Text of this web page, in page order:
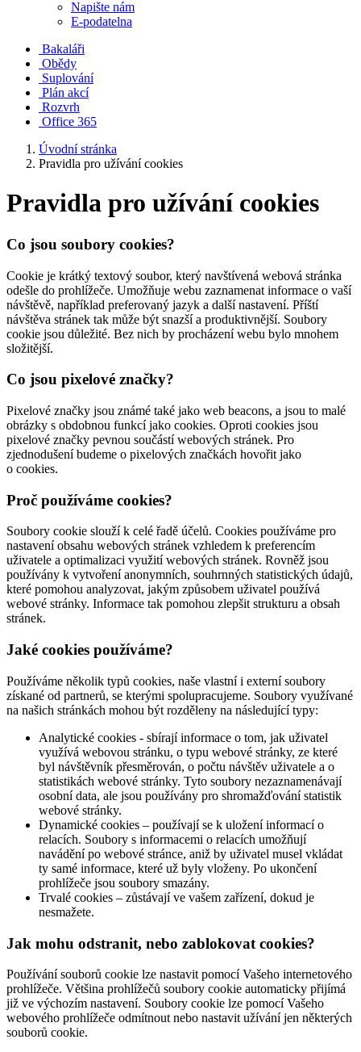
Napište nám
E-podatelna
Bakaláři
Obědy
Suplování
Plán akcí
Rozvrh
Office 365
Úvodní stránka
Pravidla pro užívání cookies
Pravidla pro užívání cookies
Co jsou soubory cookies?
Cookie je krátký textový soubor, který navštívená webová stránka
odešle do prohlížeče. Umožňuje webu zaznamenat informace o vaší
návštěvě, například preferovaný jazyk a další nastavení. Příští
návštěva stránek tak může být snazší a produktivnější. Soubory
cookie jsou důležité. Bez nich by procházení webu bylo mnohem
složitější.
Co jsou pixelové značky?
Pixelové značky jsou známé také jako web beacons, a jsou to malé
obrázky s obdobnou funkcí jako cookies. Oproti cookies jsou
pixelové značky pevnou součástí webových stránek. Pro
zjednodušení budeme o pixelových značkách hovořit jako
o cookies.
Proč používáme cookies?
Soubory cookie slouží k celé řadě účelů. Cookies používáme pro
nastavení obsahu webových stránek vzhledem k preferencím
uživatele a optimalizaci využití webových stránek. Rovněž jsou
používány k vytvoření anonymních, souhrnných statistických údajů,
které pomohou analyzovat, jakým způsobem uživatel používá
webové stránky. Informace tak pomohou zlepšit strukturu a obsah
stránek.
Jaké cookies používáme?
Používáme několik typů cookies, naše vlastní i externí soubory
získané od partnerů, se kterými spolupracujeme. Soubory využívané
na našich stránkách mohou být rozděleny na následující typy:
Analytické cookies - sbírají informace o tom, jak uživatel
využívá webovou stránku, o typu webové stránky, ze které
byl návštěvník přesměrován, o počtu návštěv uživatele a o
statistikách webové stránky. Tyto soubory nezaznamenávají
osobní data, ale jsou používány pro shromažďování statistik
webové stránky.
Dynamické cookies – používají se k uložení informací o
relacích. Soubory s informacemi o relacích umožňují
navádění po webové stránce, aniž by uživatel musel vkládat
ty samé informace, které už byly vloženy. Po ukončení
prohlížeče jsou soubory smazány.
Trvalé cookies – zůstávají ve vašem zařízení, dokud je
nesmažete.
Jak mohu odstranit, nebo zablokovat cookies?
Používání souborů cookie lze nastavit pomocí Vašeho internetového
prohlížeče. Většina prohlížečů soubory cookie automaticky přijímá
již ve výchozím nastavení. Soubory cookie lze pomocí Vašeho
webového prohlížeče odmítnout nebo nastavit užívání jen některých
souborů cookie.